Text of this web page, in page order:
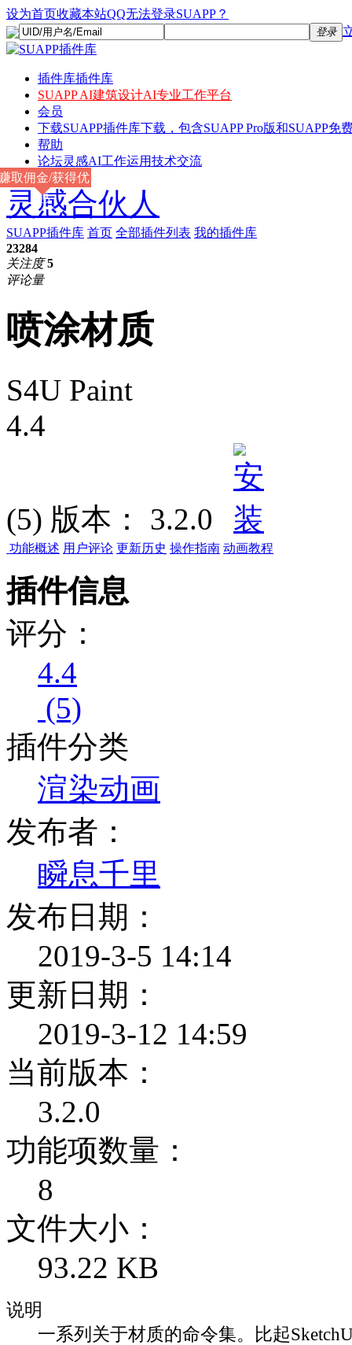
设为首页收藏本站QQ无法登录SUAPP？
登录
插件库插件库
SUAPP AI建筑设计AI专业工作平台
会员
下载SUAPP插件库下载，包含SUAPP Pro版和SUAPP免
帮助
论坛灵感AI工作运用技术交流
灵感合伙人
取佣金/获得优
惠
SUAPP插件库 首页 全部插件列表 我的插件库
23284
关注度 5
评论量
喷涂材质
S4U Paint
4.4
(5) 版本： 3.2.0
功能概述 用户评论 更新历史 操作指南 动画教程
插件信息
评分：
4.4
(5)
插件分类
渲染动画
发布者：
瞬息千里
发布日期：
2019-3-5 14:14
更新日期：
2019-3-12 14:59
当前版本：
3.2.0
功能项数量：
8
文件大小：
93.22 KB
说明
一系列关于材质的命令集。比起